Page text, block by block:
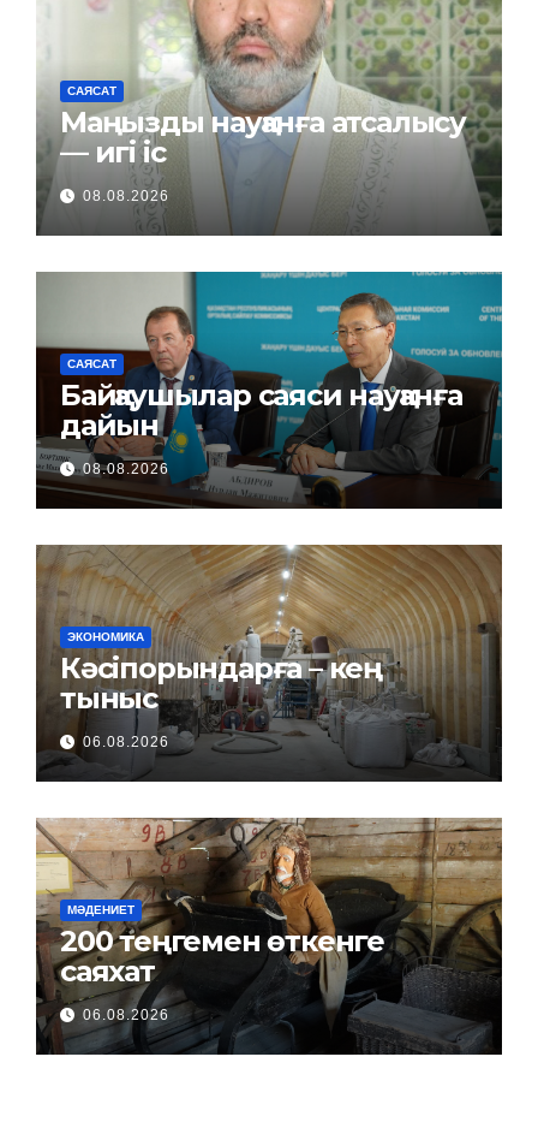
САЯСАТ
Маңызды науқанға атсалысу
— игі іс
08.08.2026
САЯСАТ
Байқаушылар саяси науқанға
дайын
08.08.2026
ЭКОНОМИКА
Кәсіпорындарға – кең
тыныс
06.08.2026
МӘДЕНИЕТ
200 теңгемен өткенге
саяхат
06.08.2026